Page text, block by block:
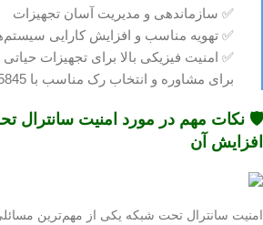
✅ سازماندهی و مدیریت آسان تجهیزات
✅ تهویه مناسب و افزایش کارایی
✅ امنیت فیزیکی بالا برای تجهیزات حیاتی
برای مشاوره و انتخاب رک مناسب با 09124135845 تماس بگیرید!
🛡️ نکات مهم در مورد امنیت سانترال
افزایش آن
امنیت سانترال تحت شبکه یکی از مهم‌ترین